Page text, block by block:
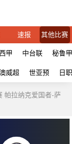
速报 其他比赛
甲 中台联 秘鲁甲
威超 世亚预 日
帕拉纳克爱国者-萨